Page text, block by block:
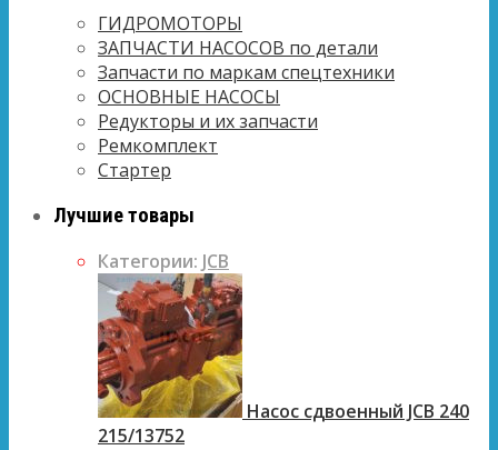
ГИДРОМОТОРЫ
ЗАПЧАСТИ НАСОСОВ по детали
Запчасти по маркам спецтехники
ОСНОВНЫЕ НАСОСЫ
Редукторы и их запчасти
Ремкомплект
Стартер
Лучшие товары
Категории: JCB
Насос сдвоенный JCB 240
215/13752